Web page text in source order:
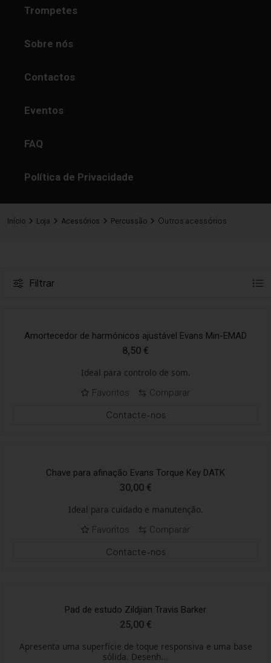
Trompetes
Sobre nós
Contactos
Eventos
FAQ
Política de Privacidade
Início Loja Acessórios Percussão Outros acessórios
Filtrar
Amortecedor de harmónicos ajustável Evans Min-EMAD
8,50 €
Ideal para controlo de som.
Favoritos
Comparar
Contacte-nos
Chave para afinação Evans Torque Key DATK
30,00 €
Ideal para cuidado e manutenção.
Favoritos
Comparar
Contacte-nos
Pad de estudo Zildjian Travis Barker
25,00 €
Apresenta uma superfície de toque responsiva e uma base
sólida. Desenh...